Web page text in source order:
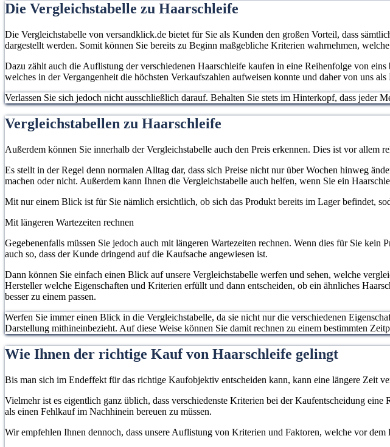
Die Vergleichstabelle zu Haarschleife
Die Vergleichstabelle von versandklick.de bietet für Sie als Kunden den großen Vorteil, dass
dargestellt werden. Somit können Sie bereits zu Beginn maßgebliche Kriterien wahrnehmen,
Dazu zählt auch die Auflistung der verschiedenen Haarschleife kaufen in eine Reihenfolge von
welches in der Vergangenheit die höchsten Verkaufszahlen aufweisen konnte und daher von uns
Verlassen Sie sich jedoch nicht ausschließlich darauf. Behalten Sie stets im Hinterkopf, dass
Vergleichstabellen zu Haarschleife
Außerdem können Sie innerhalb der Vergleichstabelle auch den Preis erkennen. Dies ist vor allem
Es stellt in der Regel denn normalen Alltag dar, dass sich Preise nicht nur über Wochen hinweg
machen oder nicht. Außerdem kann Ihnen die Vergleichstabelle auch helfen, wenn Sie ein
Mit nur einem Blick ist für Sie nämlich ersichtlich, ob sich das Produkt bereits im Lager befindet,
Mit längeren Wartezeiten rechnen
Gegebenenfalls müssen Sie jedoch auch mit längeren Wartezeiten rechnen. Wenn dies für Sie
auch so, dass der Kunde dringend auf die Kaufsache angewiesen ist.
Dann können Sie einfach einen Blick auf unsere Vergleichstabelle werfen und sehen, welche
Hersteller welche Eigenschaften und Kriterien erfüllt und dann entscheiden, ob ein ähnliches
besser zu einem passen.
Werfen Sie immer einen Blick in die Vergleichstabelle, da sie nicht nur die verschiedenen
Darstellung mithineinbezieht. Auf diese Weise können Sie damit rechnen zu einem bestimmten
Wie Ihnen der richtige Kauf von Haarschleife gelingt
Bis man sich im Endeffekt für das richtige Kaufobjektiv entscheiden kann, kann eine längere Zeit
Vielmehr ist es eigentlich ganz üblich, dass verschiedenste Kriterien bei der Kaufentscheidung
als einen Fehlkauf im Nachhinein bereuen zu müssen.
Wir empfehlen Ihnen dennoch, dass unsere Auflistung von Kriterien und Faktoren, welche vor